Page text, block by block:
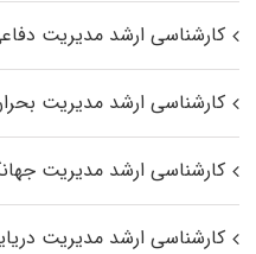
کارشناسی ارشد مدیریت
کارشناسی ارشد مدیریت
کارشناسی ارشد مدیریت
کارشناسی ارشد مدیریت